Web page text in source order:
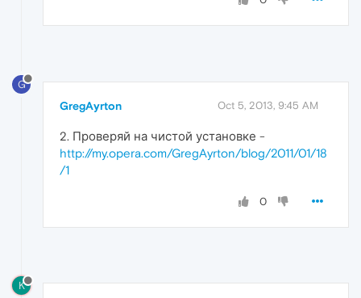
G
GregAyrton Oct 5, 2013, 9:45 AM
2. Проверяй на чистой установке -
http://my.opera.com/GregAyrton/blog/2011/01/18
/1
0
K